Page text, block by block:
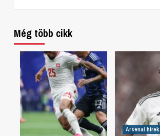
Még több cikk
Arsenal hírek